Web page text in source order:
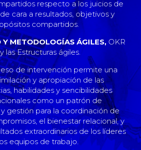
respecto a los juicios de
cara a resultados, objetivos y
compartidos.
METODOLOGÍAS ÁGILES, OKR
las Estructuras ágiles.
de intervención permite una
y apropiación de las
habilidades y sencibilidades
como un patrón de
gestión para la coordinación de
el bienestar relacional, y
extraordinarios de los líderes
equipos de trabajo.